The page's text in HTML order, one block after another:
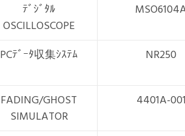
ﾃﾞｼﾞﾀﾙ
OSCILLOSCOPE
PCﾃﾞｰﾀ収集ｼｽﾃﾑ NR250
FADING/GHOST
SIMULATOR
4401A-